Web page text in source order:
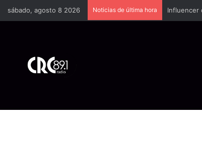
sábado, agosto 8 2026 Noticias de última hora